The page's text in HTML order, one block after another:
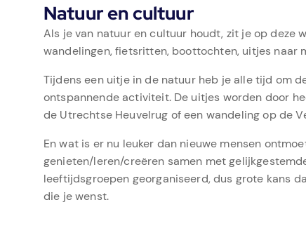
Natuur en cultuur
Als je van natuur en cultuur houdt, zit je op deze
wandelingen, fietsritten, boottochten, uitjes naar
Tijdens een uitje in de natuur heb je alle tijd om
ontspannende activiteit. De uitjes worden door
de Utrechtse Heuvelrug of een wandeling op de
En wat is er nu leuker dan nieuwe mensen
genieten/leren/creëren samen met
leeftijdsgroepen georganiseerd, dus grote kans
die je wenst.